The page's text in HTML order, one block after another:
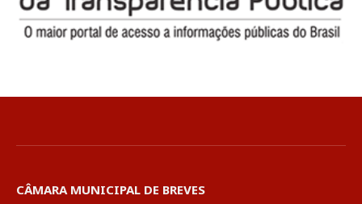
CÂMARA MUNICIPAL DE BREVES